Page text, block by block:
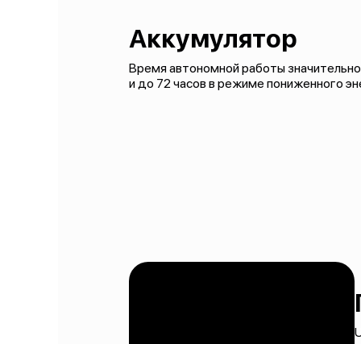
Аккумулятор
Время автономной работы
и до 72 часов в режиме пониженного